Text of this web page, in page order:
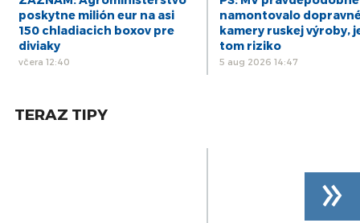
13
mar
DIÁR - štvrtok 13/03/25
poskytne milión eur na asi
150 chladiacich boxov pre
diviaky
včera 12:40
namontovalo
kamery ruskej výroby,
tom riziko
5 aug 2026 14:47
TERAZ TIPY
»